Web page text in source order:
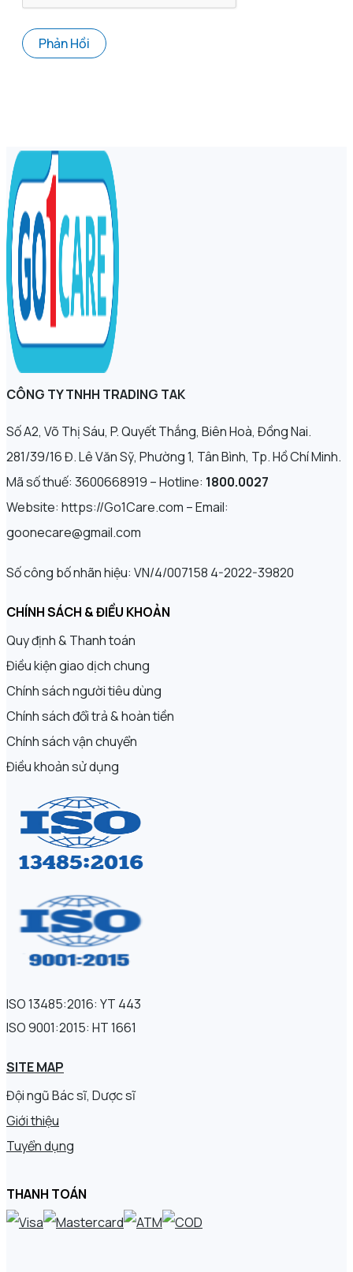
CÔNG TY TNHH TRADING TAK
Số A2, Võ Thị Sáu, P. Quyết Thắng, Biên Hoà, Đồng Nai.
281/39/16 Đ. Lê Văn Sỹ, Phường 1, Tân Bình, Tp. Hồ Chí Minh.
Mã số thuế: 3600668919 – Hotline: 1800.0027
Website: https://Go1Care.com – Email:
goonecare@gmail.com
Số công bố nhãn hiệu: VN/4/007158 4-2022-39820
CHÍNH SÁCH & ĐIỀU KHOẢN
Quy định & Thanh toán
Điều kiện giao dịch chung
Chính sách người tiêu dùng
Chính sách đổi trả & hoàn tiền
Chính sách vận chuyển
Điều khoản sử dụng
ISO 13485:2016: YT 443
ISO 9001:2015: HT 1661
SITE MAP
Đội ngũ Bác sĩ, Dược sĩ
Giới thiệu
Tuyển dụng
THANH TOÁN